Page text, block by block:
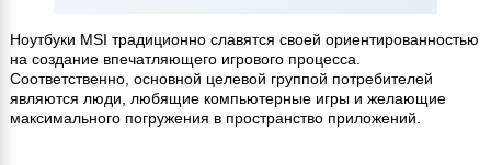
Ноутбуки MSI традиционно славятся своей ориентированностью
на создание впечатляющего игрового процесса.
Соответственно, основной целевой группой потребителей
являются люди, любящие компьютерные игры и желающие
максимального погружения в пространство приложений.